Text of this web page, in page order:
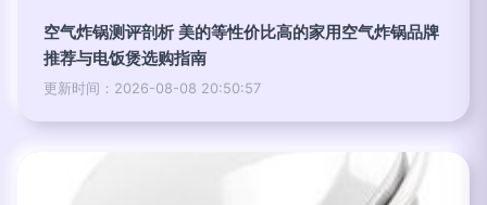
空气炸锅测评剖析 美的等性价比高的家用空气炸锅品牌
推荐与电饭煲选购指南
更新时间：2026-08-08 20:50:57